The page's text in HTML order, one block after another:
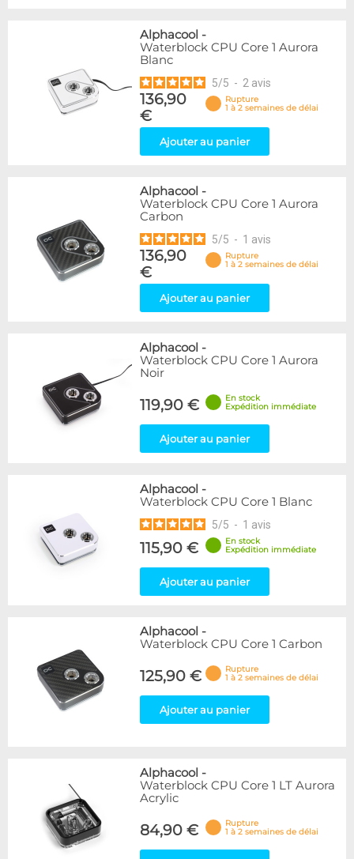
Alphacool -
Waterblock CPU Core 1 Aurora
Blanc
5/5 - 2 avis
136,90
€
Rupture
1 à 2 semaines de délai
Ajouter au panier
Alphacool -
Waterblock CPU Core 1 Aurora
Carbon
5/5 - 1 avis
136,90
€
Rupture
1 à 2 semaines de délai
Ajouter au panier
Alphacool -
Waterblock CPU Core 1 Aurora
Noir
119,90 €
En stock
Expédition immédiate
Ajouter au panier
Alphacool -
Waterblock CPU Core 1 Blanc
5/5 - 1 avis
115,90 €
En stock
Expédition immédiate
Ajouter au panier
Alphacool -
Waterblock CPU Core 1 Carbon
125,90 €
Rupture
1 à 2 semaines de délai
Ajouter au panier
Alphacool -
Waterblock CPU Core 1 LT Aurora
Acrylic
84,90 €
Rupture
1 à 2 semaines de délai